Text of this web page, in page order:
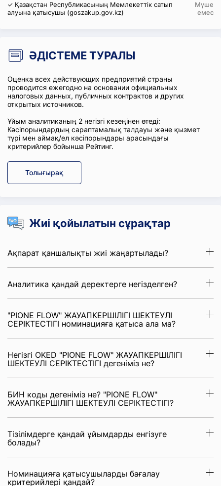
✓ Қазақстан Республикасының Мемлекеттік сатып
алуына қатысушы (goszakup.gov.kz)
Мүше
емес
ӘДІСТЕМЕ ТУРАЛЫ
Оценка всех действующих предприятий страны
проводится ежегодно на основании официальных
налоговых данных, публичных контрактов и других
открытых источников.
Ұйым аналитиканың 2 негізгі кезеңінен өтеді:
Кәсіпорындардың сараптамалық талдауы және қызмет
түрі мен аймақ/ел кәсіпорындары арасындағы
критерийлер бойынша Рейтинг.
Толығырақ
Жиі қойылатын сұрақтар
Ақпарат қаншалықты жиі жаңартылады?
Аналитика қандай деректерге негізделген?
"PIONE FLOW" ЖАУАПКЕРШІЛІГІ ШЕКТЕУЛІ
СЕРІКТЕСТІГІ номинацияға қатыса ала ма?
Негізгі OKED "PIONE FLOW" ЖАУАПКЕРШІЛІГІ
ШЕКТЕУЛІ СЕРІКТЕСТІГІ дегеніміз не?
БИН коды дегеніміз не? "PIONE FLOW"
ЖАУАПКЕРШІЛІГІ ШЕКТЕУЛІ СЕРІКТЕСТІГІ?
Тізілімдерге қандай ұйымдарды енгізуге
болады?
Номинацияға қатысушыларды бағалау
критерийлері қандай?